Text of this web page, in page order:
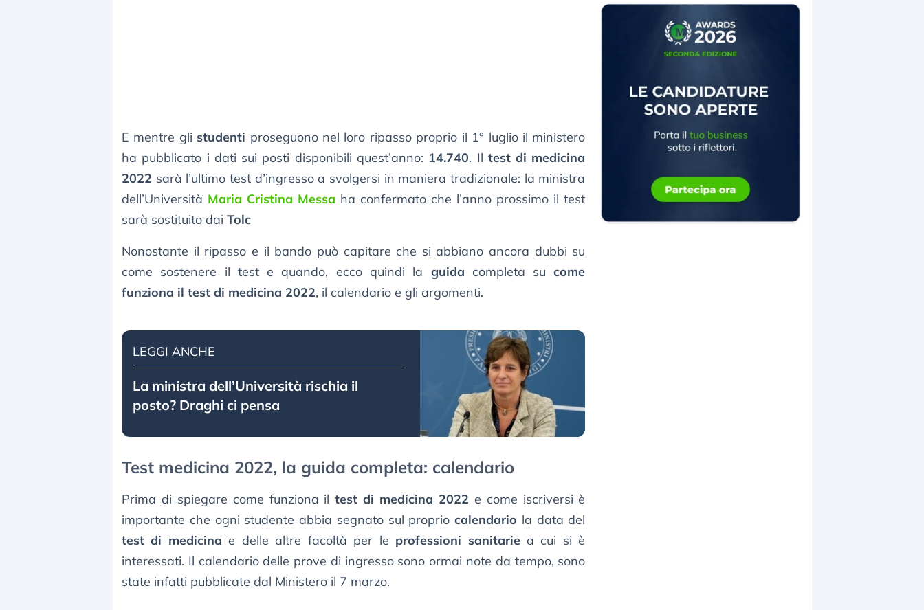
E mentre gli studenti proseguono nel loro ripasso proprio il 1° luglio il ministero
ha pubblicato i dati sui posti disponibili quest’anno: 14.740. Il test di medicina
2022 sarà l’ultimo test d’ingresso a svolgersi in maniera tradizionale: la ministra
dell’Università Maria Cristina Messa ha confermato che l’anno prossimo il test
sarà sostituito dai Tolc
Nonostante il ripasso e il bando può capitare che si abbiano ancora dubbi su
come sostenere il test e quando, ecco quindi la guida completa sucome
funziona il test di medicina 2022, il calendario e gli argomenti.
LEGGI ANCHE
La ministra dell’Università rischia il
posto? Draghi ci pensa
Test medicina 2022, la guida completa: calendario
Prima di spiegare come funziona iltest di medicina 2022 e come iscriversi è
importante che ogni studente abbia segnato sul propriocalendario la data del
test di medicina e delle altre facoltà per le professioni sanitariea cui si è
interessati. Il calendario delle prove di ingresso sono ormai note da tempo, sono
state infatti pubblicate dal Ministero il 7 marzo.